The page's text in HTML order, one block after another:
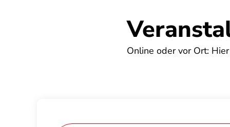
Online oder vor Ort: